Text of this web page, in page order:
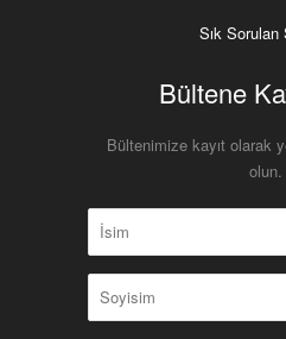
Sık Sorulan
Bültene
Bültenimize kayıt olarak
olun.